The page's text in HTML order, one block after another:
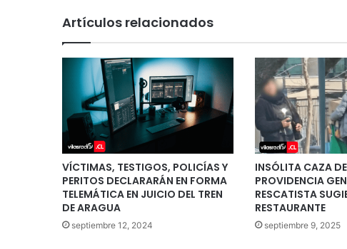
Artículos relacionados
VÍCTIMAS, TESTIGOS, POLICÍAS Y
PERITOS DECLARARÁN EN FORMA
TELEMÁTICA EN JUICIO DEL TREN
DE ARAGUA
septiembre 12, 2024
INSÓLITA CAZA
PROVIDENCIA
RESCATISTA
RESTAURANTE
septiembre 9, 2025